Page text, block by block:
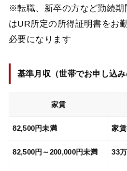
※転職、新卒の方など勤続期
はUR所定の所得証明書をお
必要になります
基準月収（世帯でお申し込
家賃
82,500円未満 家
82,500円～200,000円未満 33